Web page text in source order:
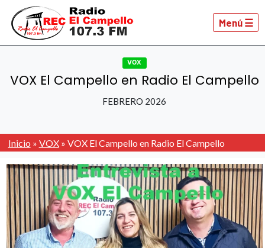
Menú ☰
VOX
VOX El Campello en Radio El Campello
FEBRERO 2026
Inicio » VOX» VOX El Campello en Radio El Campello